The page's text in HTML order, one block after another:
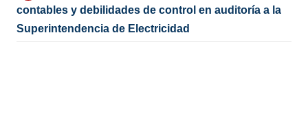
contables y debilidades de control en auditoría a la
Superintendencia de Electricidad